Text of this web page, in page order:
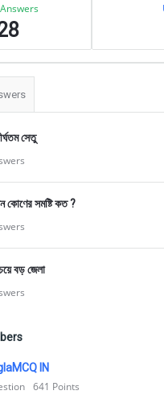
সেতু
কোণের সমষ্টি কত ?
বড় জেলা
IN
641 Points